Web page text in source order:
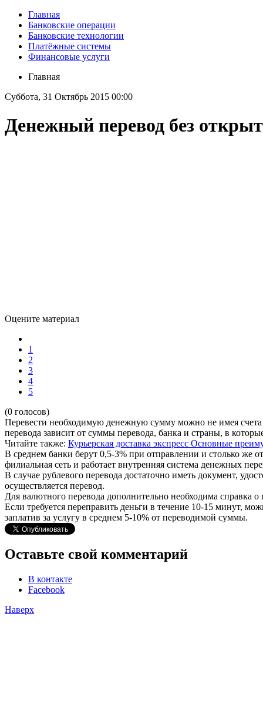
Главная
Банковские операции
Банковские технологии
Платёжные системы
Финансовые услуги
Главная
Суббота, 31 Октябрь 2015 00:00
Денежный перевод без
Оцените материал
1
2
3
4
5
(0 голосов)
Перевести необходимую денежную сумму можно не имея
перевода зависит от суммы перевода, банка и страны, в
Читайте также: Курьерская доставка экспресс Основные
В среднем банки берут 0,5-3% при отправлении и столько же
филиальная сеть и работает внутренняя система денежных
В случае рублевого перевода достаточно иметь документ,
осуществляется перевод.
Для валютного перевода дополнительно необходима справка
Если требуется переправить деньги в течение 10-15 минут,
заплатив за услугу в среднем 5-10% от переводимой суммы.
Оставьте свой комментарий
В контакте
Facebook
Наверх